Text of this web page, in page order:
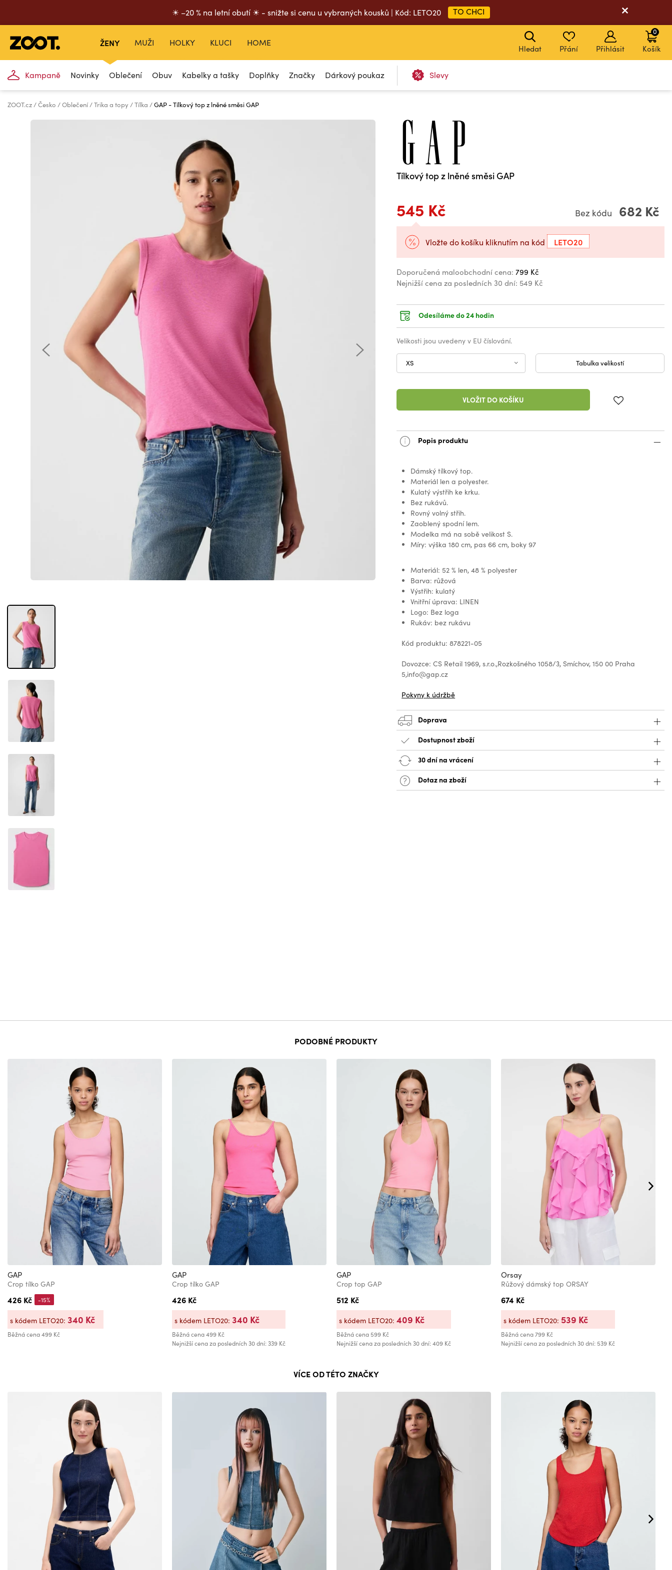
☀ –20 % na letní obutí ☀ - snižte si cenu u vybraných kousků | Kód: LETO20 TO CHCI
ŽENY
Kampaně Novinky Oblečení Obuv Kabelky a tašky Doplňky Značky Dárkový poukaz Slevy
MUŽI HOLKY KLUCI HOME
Hledat Přání Přihlásit Košík
0
ZOOT.cz Česko Oblečení Trika a topy Tílka GAP - Tílkový top z lněné směsi GAP
Tílkový top z lněné směsi GAP
545 Kč Bez kódu 682 Kč
Vložte do košíku kliknutím na kód LETO20
Doporučená maloobchodní cena: 799 Kč
Nejnižší cena za posledních 30 dní: 549 Kč
Odesíláme do 24 hodin
Velikosti jsou uvedeny v EU číslování.
XS Tabulka velikostí
VLOŽIT DO KOŠÍKU
Popis produktu
Dámský tílkový top.
Materiál len a polyester.
Kulatý výstřih ke krku.
Bez rukávů.
Rovný volný střih.
Zaoblený spodní lem.
Modelka má na sobě velikost S.
Míry: výška 180 cm, pas 66 cm, boky 97
Materiál: 52 % len, 48 % polyester
Barva: růžová
Výstřih: kulatý
Vnitřní úprava: LINEN
Logo: Bez loga
Rukáv: bez rukávu
Kód produktu: 878221-05
Dovozce: CS Retail 1969, s.r.o.,Rozkošného 1058/3, Smíchov, 150 00 Praha
5,info@gap.cz
Pokyny k údržbě
Doprava
Dostupnost zboží
30 dní na vrácení
Dotaz na zboží
PODOBNÉ PRODUKTY
GAP
Crop tílko GAP
426 Kč
Běžná cena499 Kč
-15%
s kódem LETO20: 340 Kč
GAP
Crop tílko GAP
426 Kč
Běžná cena499 Kč
Nejnižší cena za posledních 30 dní: 339 Kč
s kódem LETO20: 340 Kč
GAP
Crop top GAP
512 Kč
Běžná cena599 Kč
Nejnižší cena za posledních 30 dní: 409 Kč
s kódem LETO20: 409 Kč
Orsay
Růžový dámský top ORSAY
674 Kč
Běžná cena799 Kč
Nejnižší cena za posledních 30 dní: 539 Kč
s kódem LETO20: 539 Kč
VÍCE OD TÉTO ZNAČKY